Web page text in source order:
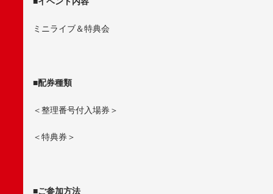
ミニライブ＆特典会
■配券種類
＜整理番号付入場券＞
＜特典券＞
■ご参加方法